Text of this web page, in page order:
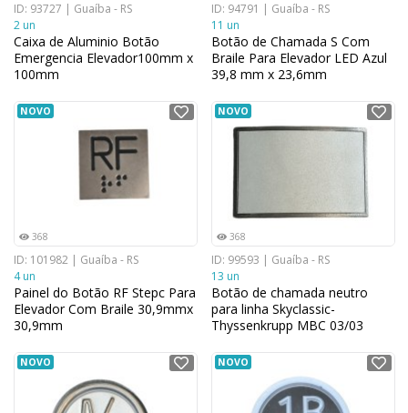
ID: 93727 | Guaíba - RS
2 un
Caixa de Aluminio Botão
Emergencia Elevador100mm x
100mm
ID: 94791 | Guaíba - RS
11 un
Botão de Chamada S Com
Braile Para Elevador LED Azul
39,8 mm x 23,6mm
NOVO
368
ID: 101982 | Guaíba - RS
4 un
Painel do Botão RF Stepc Para
Elevador Com Braile 30,9mmx
30,9mm
NOVO
368
ID: 99593 | Guaíba - RS
13 un
Botão de chamada neutro
para linha Skyclassic-
Thyssenkrupp MBC 03/03
NOVO NOVO